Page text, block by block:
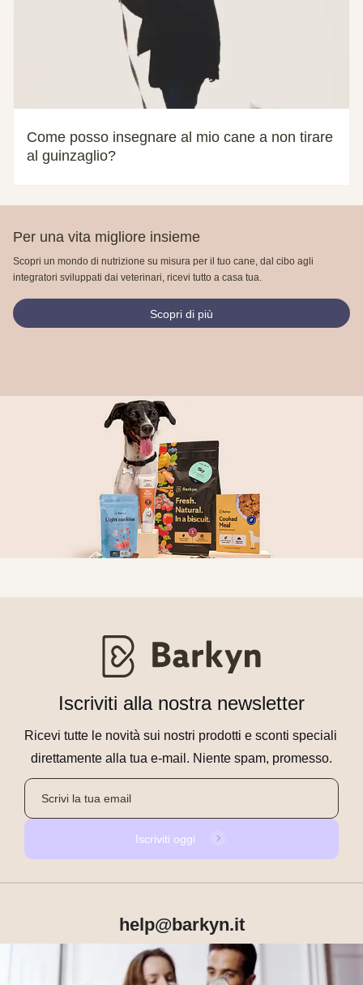
Come posso insegnare al mio cane a non tirare
al guinzaglio?
Per una vita migliore insieme
Scopri un mondo di nutrizione su misura per il tuo cane, dal cibo agli
integratori sviluppati dai veterinari, ricevi tutto a casa tua.
Scopri di più
Iscriviti alla nostra newsletter
Ricevi tutte le novità sui nostri prodotti e sconti speciali
direttamente alla tua e-mail. Niente spam, promesso.
Iscriviti oggi
help@barkyn.it